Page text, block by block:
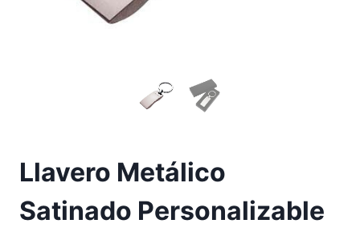
Llavero Metálico
Satinado Personalizable